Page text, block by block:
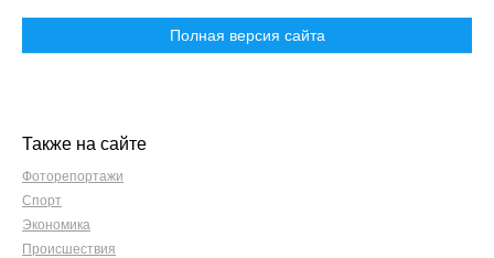
Полная версия сайта
Также на сайте
Фоторепортажи
Спорт
Экономика
Происшествия